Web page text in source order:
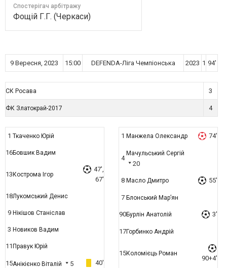
Спостерігач арбітражу
Фощій Г.Г. (Черкаси)
9 Вересня, 2023 15:00 DEFENDA-Ліга Чемпіонська 2023 1 94'
СК Росава 3
ФК Златокрай-2017 4
1 Ткаченко Юрій
16Бовшик Вадим
13Кострома Ігор
47',
67'
18Лукомський Денис
9 Нікішов Станіслав
3 Новиков Вадим
11Правук Юрій
15Анікієнко Віталій 5 40'
1 Манжела Олександр 74'
4
Мачульський Сергій
20
8 Масло Дмитро 55'
7 Блонський Мар’ян
90Бурлін Анатолій 3'
17Горбинко Андрій
15Коломієць Роман
90+4'